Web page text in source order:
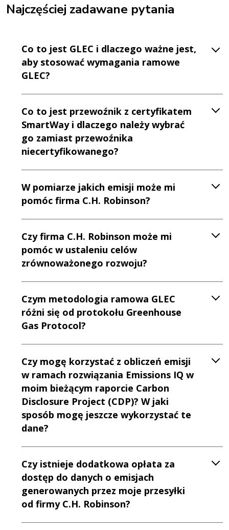
Najczęściej zadawane pytania
Co to jest GLEC i dlaczego ważne jest,
aby stosować wymagania ramowe
GLEC?
Co to jest przewoźnik z certyfikatem
SmartWay i dlaczego należy wybrać
go zamiast przewoźnika
niecertyfikowanego?
W pomiarze jakich emisji może mi
pomóc firma C.H. Robinson?
Czy firma C.H. Robinson może mi
pomóc w ustaleniu celów
zrównoważonego rozwoju?
Czym metodologia ramowa GLEC
różni się od protokołu Greenhouse
Gas Protocol?
Czy mogę korzystać z obliczeń emisji
w ramach rozwiązania Emissions IQ w
moim bieżącym raporcie Carbon
Disclosure Project (CDP)? W jaki
sposób mogę jeszcze wykorzystać te
dane?
Czy istnieje dodatkowa opłata za
dostęp do danych o emisjach
generowanych przez moje przesyłki
od firmy C.H. Robinson?